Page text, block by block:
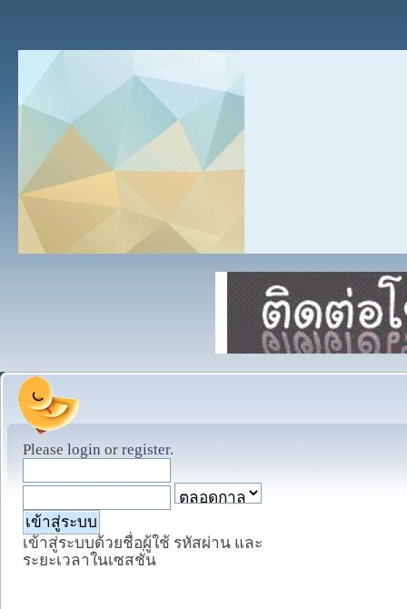
Please login or register.
เข้าสู่ระบบด้วยชื่อผู้ใช้ รหัสผ่าน และ
ระยะเวลาในเซสชั่น